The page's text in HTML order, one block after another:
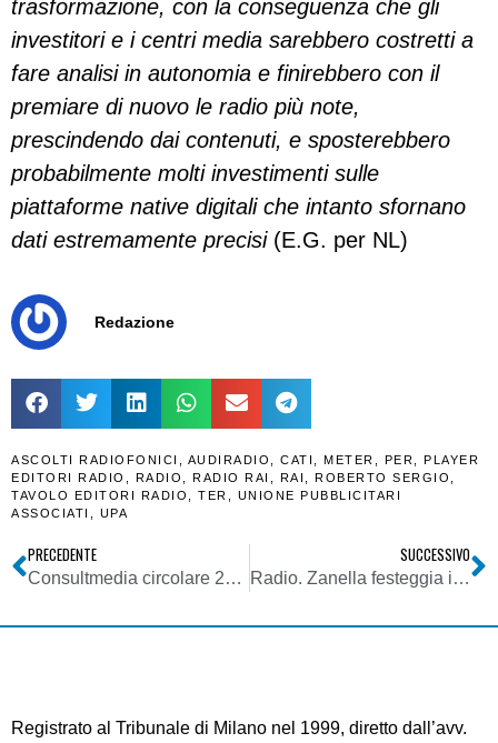
trasformazione, con la conseguenza che gli
investitori e i centri media sarebbero costretti a
fare analisi in autonomia e finirebbero con il
premiare di nuovo le radio più note,
prescindendo dai contenuti, e sposterebbero
probabilmente molti investimenti sulle
piattaforme native digitali che intanto sfornano
dati estremamente precisi (E.G. per NL)
Redazione
ASCOLTI RADIOFONICI AUDIRADIO CATI METER PER
PLAYER
EDITORI RADIO
RADIO RADIO RAI RAI ROBERTO SERGIO
TAVOLO EDITORI RADIO
TER
UNIONE PUBBLICITARI
ASSOCIATI
UPA
PRECEDENTE
Consultmedia circolare 29072019 su credito di imposta sugli investimenti pubblicitari – approvazione in Senato
SUCCESSIVO
Radio. Zanella festeggia il trentennale di Radio Birikina col 1° semestre 2019 del TER. Il gruppo fa ascolti nel g/m da radio nazionale (1.344.000)
Registrato al Tribunale di Milano nel 1999, diretto dall’avv.